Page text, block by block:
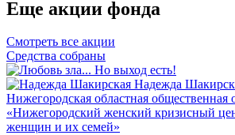
Еще акции фонда
Смотреть все акции
Средства собраны
Надежда
Нижегородская областная общественная
«Нижегородский женский кризисный
женщин и их семей»